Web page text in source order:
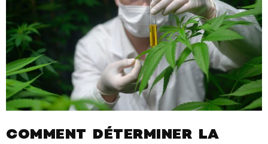
COMMENT DÉTERMINER LA